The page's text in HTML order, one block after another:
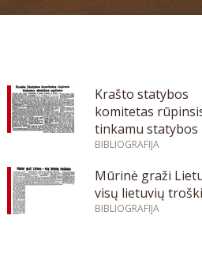
Krašto statybos
komitetas
tinkamu statybos
ugdymu
BIBLIOGRAFIJA
Mūrinė graži
visų lietuvių
BIBLIOGRAFIJA